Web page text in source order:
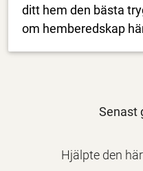
ditt hem den bästa
om hemberedskap
Senast
Hjälpte den